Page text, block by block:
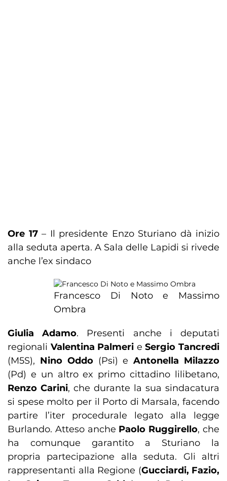
Ore 17– Il presidente Enzo Sturiano dà inizio
alla seduta aperta. A Sala delle Lapidi si rivede
anche l’ex sindaco
Francesco Di Noto e Massimo
Ombra
Giulia Adamo. Presenti anche i deputati
regionali Valentina Palmeri eSergio Tancredi
(M5S), Nino Oddo(Psi) eAntonella Milazzo
(Pd) e un altro ex primo cittadino lilibetano,
Renzo Carini, che durante la sua sindacatura
si spese molto per il Porto di Marsala, facendo
partire l’iter procedurale legato alla legge
Burlando. Atteso anche Paolo Ruggirello, che
ha comunque garantito a Sturiano la
propria partecipazione alla seduta. Gli altri
rappresentanti alla Regione (Gucciardi, Fazio,